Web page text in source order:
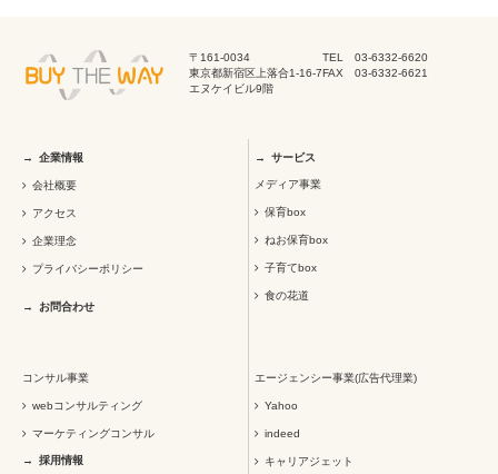
〒161-0034
東京都新宿区上落合1-16-7
エヌケイビル9階
TEL 03-6332-6620
FAX 03-6332-6621
企業情報
会社概要
アクセス
企業理念
プライバシーポリシー
お問合わせ
サービス
メディア事業
保育box
ねお保育box
子育てbox
食の花道
コンサル事業
webコンサルティング
マーケティングコンサル
エージェンシー事業(広告代理業)
Yahoo
indeed
キャリアジェット
採用情報